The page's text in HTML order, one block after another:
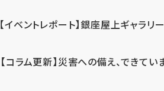
【イベントレポート】銀座屋上ギャラ
【コラム更新】災害への備え、できて